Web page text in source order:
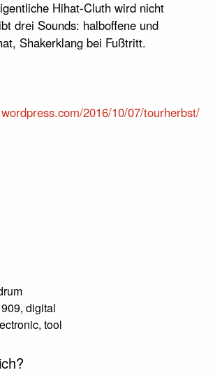
Hihat-Cluth wird nicht
drei Sounds: halboffene und
Shakerklang bei Fußtritt.
2016/10/07/tourherbst/
digital
tool